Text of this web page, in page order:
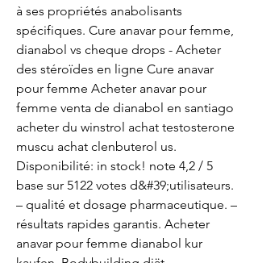
à ses propriétés anabolisants
spécifiques. Cure anavar pour femme,
dianabol vs cheque drops - Acheter
des stéroïdes en ligne Cure anavar
pour femme Acheter anavar pour
femme venta de dianabol en santiago
acheter du winstrol achat testosterone
muscu achat clenbuterol us.
Disponibilité: in stock! note 4,2 / 5
base sur 5122 votes d&#39;utilisateurs.
– qualité et dosage pharmaceutique. –
résultats rapides garantis. Acheter
anavar pour femme dianabol kur